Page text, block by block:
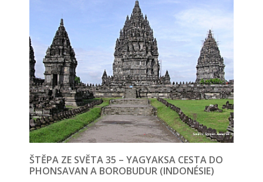
ŠTĚPA ZE SVĚTA 35 – YAGYAKSA CESTA DO
PHONSAVAN A BOROBUDUR (INDONÉSIE)